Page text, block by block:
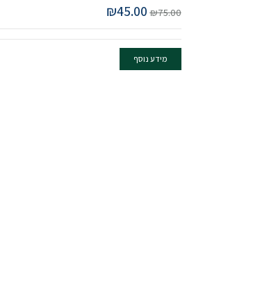
₪75.00 המחיר
המקורי
היה:
₪75.00.
₪45.00
הנוכחי
הוא:
מידע נוסף